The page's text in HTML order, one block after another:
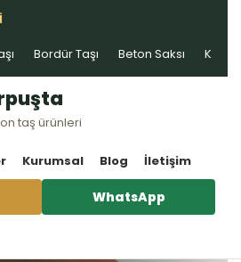
Bordür Taşı Beton Saksı Kablo
taş ürünleri
Kurumsal Blog İletişim
WhatsApp